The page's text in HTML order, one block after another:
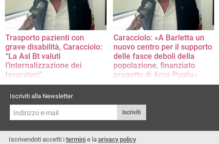
Trasporto pazienti con
grave disabilità, Caracciolo:
“La Asl Bt valuti
l’internalizzazione dei
lavoratori”
La nota del consigliere regionale
Caracciolo: «A Barletta un
nuovo centro per il supporto
delle fasce deboli della
popolazione, finanziato
progetto di Arca Puglia»
La nota del consigliere regionale
Iscriviti alla Newsletter
Iscriviti
Iscrivendoti accetti i termini e la privacy policy